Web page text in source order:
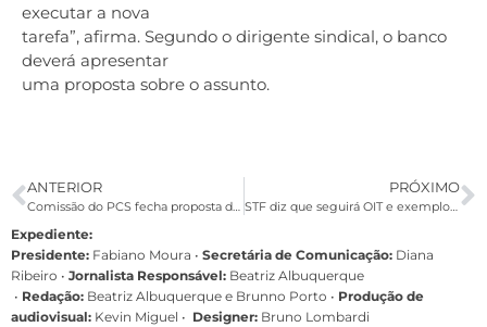
executar a nova
tarefa”, afirma. Segundo o dirigente sindical, o banco
deverá apresentar
uma proposta sobre o assunto.
ANTERIOR
Comissão do PCS fecha proposta de critérios para promoção por mérito na Caixa
PRÓXIMO
STF diz que seguirá OIT e exemplo internacional para definir aviso prévio
Expediente:
Presidente: Fabiano Moura • Secretária de Comunicação: Diana
Ribeiro • Jornalista Responsável: Beatriz Albuquerque
• Redação: Beatriz Albuquerque e Brunno Porto • Produção de
audiovisual: Kevin Miguel • Designer: Bruno Lombardi